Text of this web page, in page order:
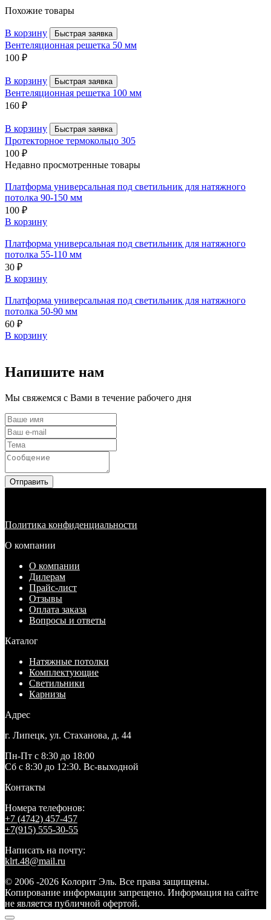
Похожие товары
В корзину Быстрая заявка
Вентеляционная решетка 50 мм
100 ₽
В корзину Быстрая заявка
Вентеляционная решетка 100 мм
160 ₽
В корзину Быстрая заявка
Протекторное термокольцо 305
100 ₽
Недавно просмотренные товары
Платформа универсальная под светильник для натяжного
потолка 90-150 мм
100 ₽
В корзину
Платформа универсальная под светильник для натяжного
потолка 55-110 мм
30 ₽
В корзину
Платформа универсальная под светильник для натяжного
потолка 50-90 мм
60 ₽
В корзину
Напишите нам
Мы свяжемся с Вами в течение рабочего дня
Отправить
Политика конфиденциальности
О компании
О компании
Дилерам
Прайс-лист
Отзывы
Оплата заказа
Вопросы и ответы
Каталог
Натяжные потолки
Комплектующие
Светильники
Карнизы
Адрес
г. Липецк, ул. Стаханова, д. 44
Пн-Пт с 8:30 до 18:00
Сб с 8:30 до 12:30. Вс-выходной
Контакты
Номера телефонов:
+7 (4742) 457-457
+7(915) 555-30-55
Написать на почту:
klrt.48@mail.ru
© 2006 -2026 Колорит Эль. Все права защищены.
Копирование информации запрещено. Информация на сайте
не является публичной офертой.